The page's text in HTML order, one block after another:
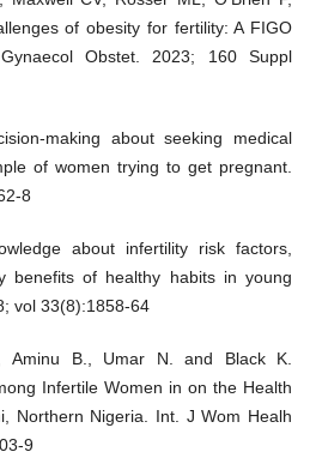
of obesity for fertility: A FIGO
Obstet. 2023; 160 Suppl
making about seeking medical
of women trying to get pregnant.
8
about infertility risk factors,
benefits of healthy habits in young
vol 33(8):1858-64
Aminu B., Umar N. and Black K.
Infertile Women in on the Health
Northern Nigeria. Int. J Wom Healh
9